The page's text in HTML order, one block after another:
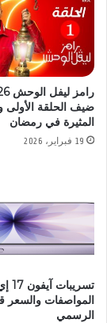
ضيف الحلقة الأولى
المثيرة في رمضان
19 فبراير، 2026
المواصفات والسعر
الرسمي